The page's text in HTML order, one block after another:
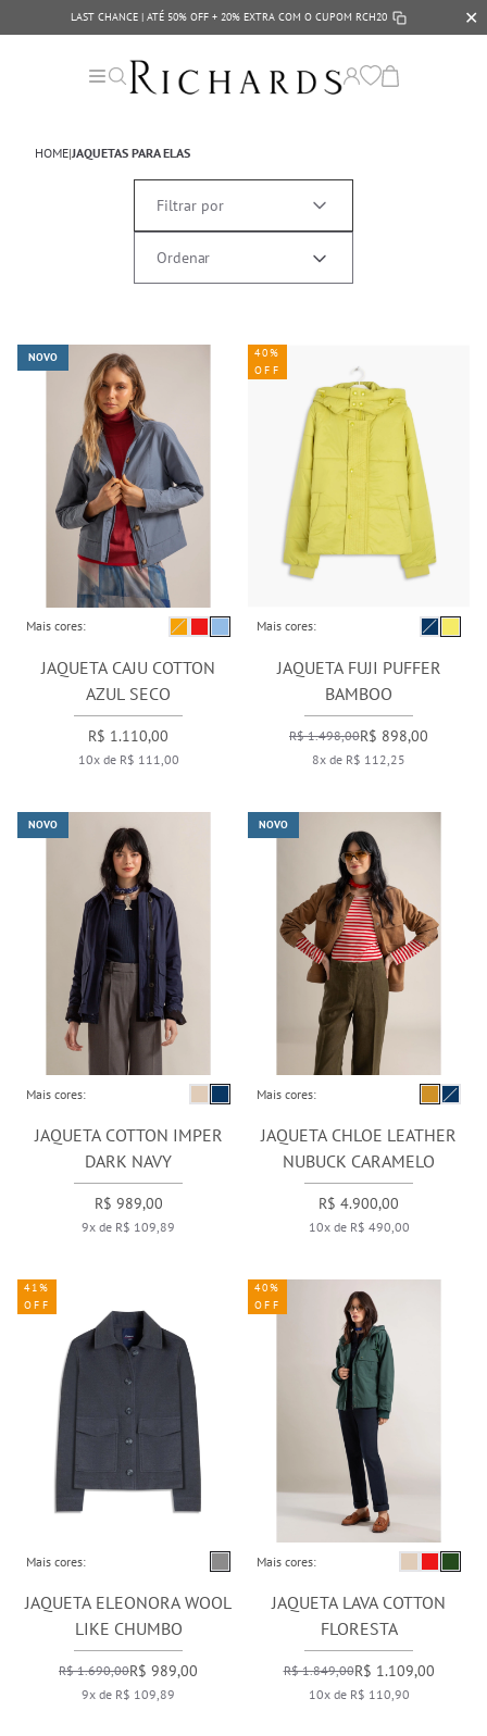
LAST CHANCE | ATÉ 50% OFF + 20% EXTRA COM O CUPOM RCH20 ✕
HOME|JAQUETAS PARA ELAS
Filtrar por
Mais cores:
JAQUETA CAJU COTTON
AZUL SECO
R$ 1.110,00
10x de R$ 111,00
NOVO
Mais cores:
JAQUETA FUJI PUFFER
BAMBOO
R$ 1.498,00R$ 898,00
8x de R$ 112,25
40%
OFF
Mais cores:
JAQUETA COTTON IMPER
DARK NAVY
R$ 989,00
9x de R$ 109,89
NOVO
Mais cores:
JAQUETA CHLOE LEATHER
NUBUCK CARAMELO
R$ 4.900,00
10x de R$ 490,00
NOVO
Mais cores:
JAQUETA ELEONORA WOOL
LIKE CHUMBO
R$ 1.690,00R$ 989,00
9x de R$ 109,89
41%
OFF
Mais cores:
JAQUETA LAVA COTTON
FLORESTA
R$ 1.849,00R$ 1.109,00
10x de R$ 110,90
40%
OFF